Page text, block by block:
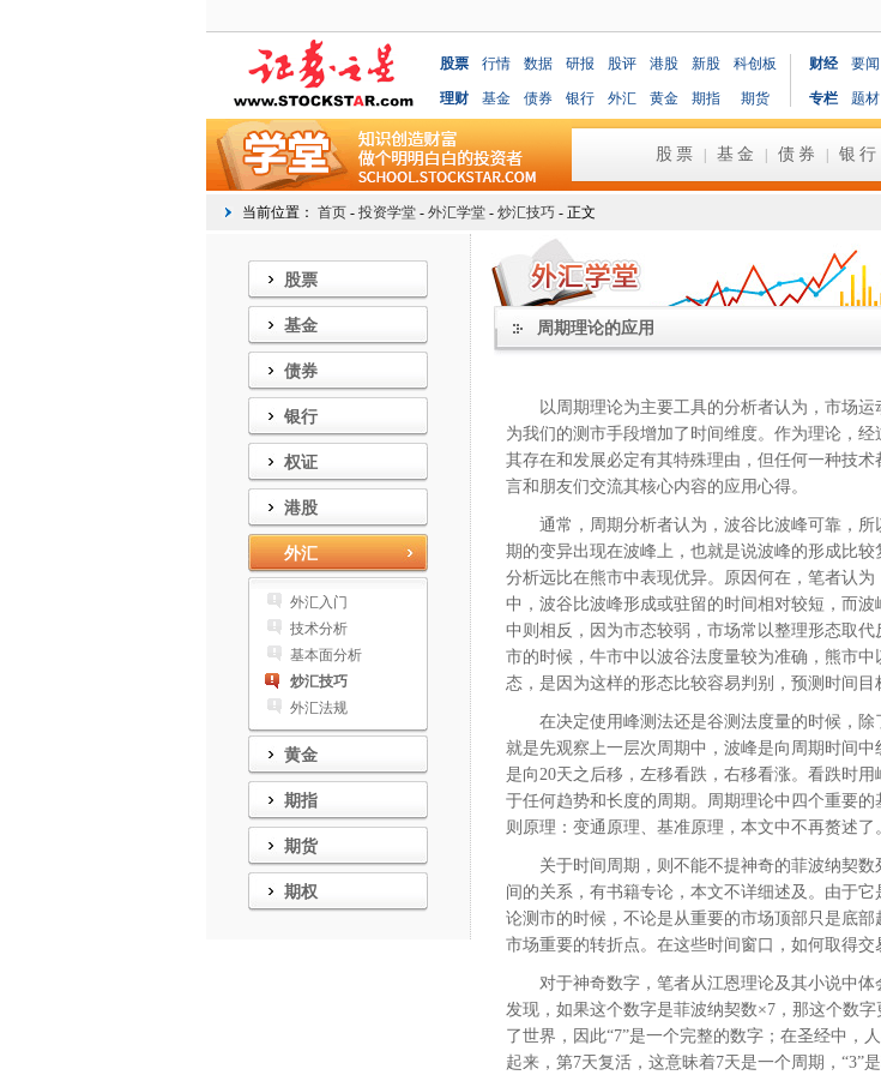
股票 行情 数据 研报 股评 港股 新股 科创板
理财 基金 债券 银行 外汇 黄金 期指 期货
财经 要闻
专栏 题材
股票 基金 债券 银行
当前位置： 首页 - 投资学堂 - 外汇学堂 - 炒汇技巧 - 正文
周期理论的应用
以周期理论为主要工具的分析者认为，市场运
为我们的测市手段增加了时间维度。作为理论，
其存在和发展必定有其特殊理由，但任何一种技
言和朋友们交流其核心内容的应用心得。
通常，周期分析者认为，波谷比波峰可靠，所
期的变异出现在波峰上，也就是说波峰的形成比
分析远比在熊市中表现优异。原因何在，笔者认
中，波谷比波峰形成或驻留的时间相对较短，而
中则相反，因为市态较弱，市场常以整理形态取
市的时候，牛市中以波谷法度量较为准确，熊市
态，是因为这样的形态比较容易判别，预测时间
在决定使用峰测法还是谷测法度量的时候，除
就是先观察上一层次周期中，波峰是向周期时间
是向20天之后移，左移看跌，右移看涨。看跌时
于任何趋势和长度的周期。周期理论中四个重要
则原理：变通原理、基准原理，本文中不再赘述了
关于时间周期，则不能不提神奇的菲波纳契数
间的关系，有书籍专论，本文不详细述及。由于
论测市的时候，不论是从重要的市场顶部只是底
市场重要的转折点。在这些时间窗口，如何取得交
对于神奇数字，笔者从江恩理论及其小说中体
发现，如果这个数字是菲波纳契数×7，那这个数
了世界，因此“7”是一个完整的数字；在圣经中，
起来，第7天复活，这意昧着7天是一个周期，“3”
股票
基金
债券
银行
权证
港股
外汇
外汇入门
技术分析
基本面分析
炒汇技巧
外汇法规
黄金
期指
期货
期权